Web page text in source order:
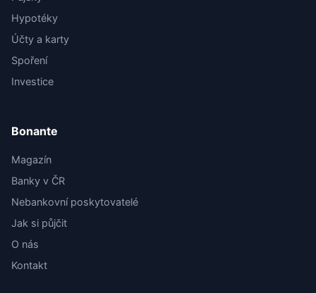
Hypotéky
Účty a karty
Spoření
Investice
Bonante
Magazín
Banky v ČR
Nebankovní poskytovatelé
Jak si půjčit
O nás
Kontakt